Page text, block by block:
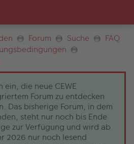
Forum Suche
FAQ
ein, die neue CEWE
Forum zu entdecken
Das bisherige Forum, in dem
steht nur noch bis Ende
zur Verfügung und wird ab
2026 nur noch lesend